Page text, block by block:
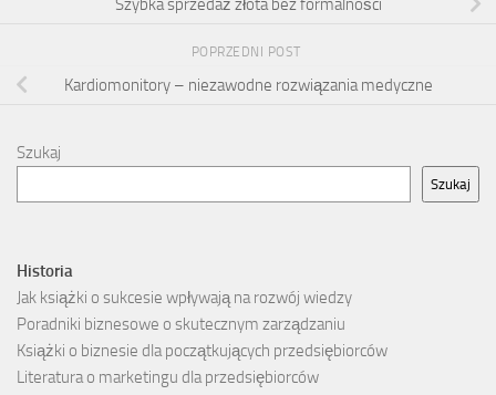
Szybka sprzedaż złota bez formalności
POPRZEDNI POST
Kardiomonitory – niezawodne rozwiązania medyczne
Szukaj
Szukaj
Historia
Jak książki o sukcesie wpływają na rozwój wiedzy
Poradniki biznesowe o skutecznym zarządzaniu
Książki o biznesie dla początkujących przedsiębiorców
Literatura o marketingu dla przedsiębiorców